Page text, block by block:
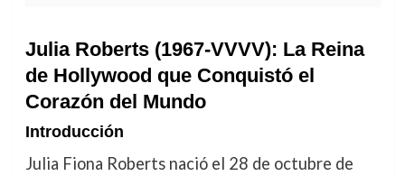
Julia Roberts (1967-VVVV): La Reina
de Hollywood que Conquistó el
Corazón del Mundo
Introducción
Julia Fiona Roberts nació el 28 de octubre de